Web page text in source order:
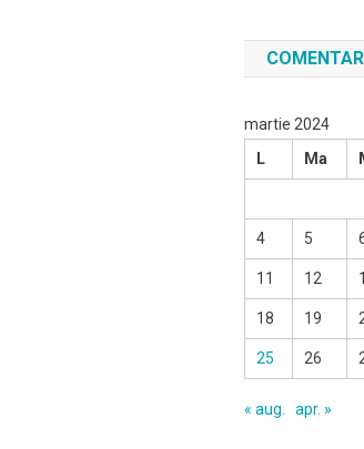
martie 2024
L
Ma
4 5
11 12
18 19
25 26
« aug. apr. »